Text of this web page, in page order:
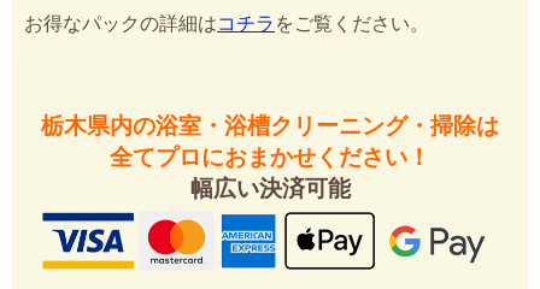
お得なパックの詳細はコチラ をご覧ください。
栃木県内の浴室・浴槽クリーニング・掃除は
全てプロにおまかせください！
幅広い決済可能